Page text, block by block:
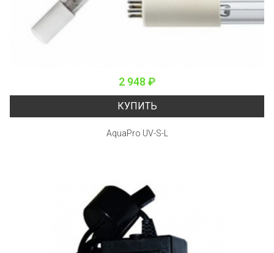
2 948 ₽
КУПИТЬ
AquaPro UV-S-L